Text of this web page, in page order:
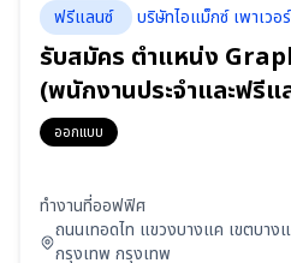
ฟรีแลนซ์ บริษัทไอแม็กซ์ เพาเว
รับสมัคร ตำแหน่ง
(พนักงานประจำและฟรีแ
ออกแบบ
ทำงานที่ออฟฟิศ
ถนนเทอดไท แขวงบางแค เขตบา
กรุงเทพ กรุงเทพ